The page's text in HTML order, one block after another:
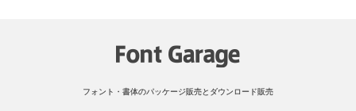
フォント・書体のパッケージ販売とダウンロード販売